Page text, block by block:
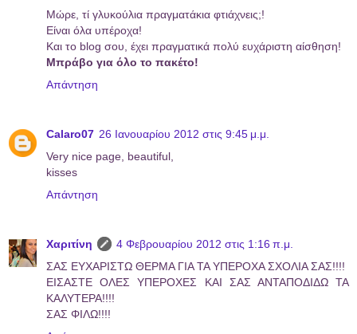
Μώρε, τί γλυκούλια πραγματάκια φτιάχνεις;!
Είναι όλα υπέροχα!
Και το blog σου, έχει πραγματικά πολύ ευχάριστη αίσθηση!
Μπράβο για όλο το πακέτο!
Απάντηση
Calaro07 26 Ιανουαρίου 2012 στις 9:45 μ.μ.
Very nice page, beautiful,
kisses
Απάντηση
Χαριτίνη
4 Φεβρουαρίου 2012 στις 1:16 π.μ.
ΣΑΣ ΕΥΧΑΡΙΣΤΩ ΘΕΡΜΑ ΓΙΑ ΤΑ ΥΠΕΡΟΧΑ ΣΧΟΛΙΑ ΣΑΣ!!!!
ΕΙΣΑΣΤΕ ΟΛΕΣ ΥΠΕΡΟΧΕΣ ΚΑΙ ΣΑΣ ΑΝΤΑΠΟΔΙΔΩ ΤΑ
ΚΑΛΥΤΕΡΑ!!!!
ΣΑΣ ΦΙΛΩ!!!!